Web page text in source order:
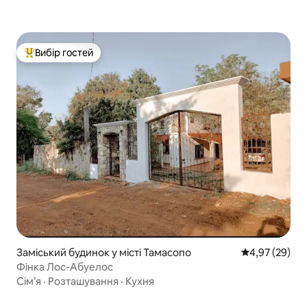
Топ вибір гостей
Вибір гостей
Заміський будинок у місті Тамасопо Середня
4,97 (29)
Фінка Лос-Абуелос
Сім’я · Розташування · Кухня